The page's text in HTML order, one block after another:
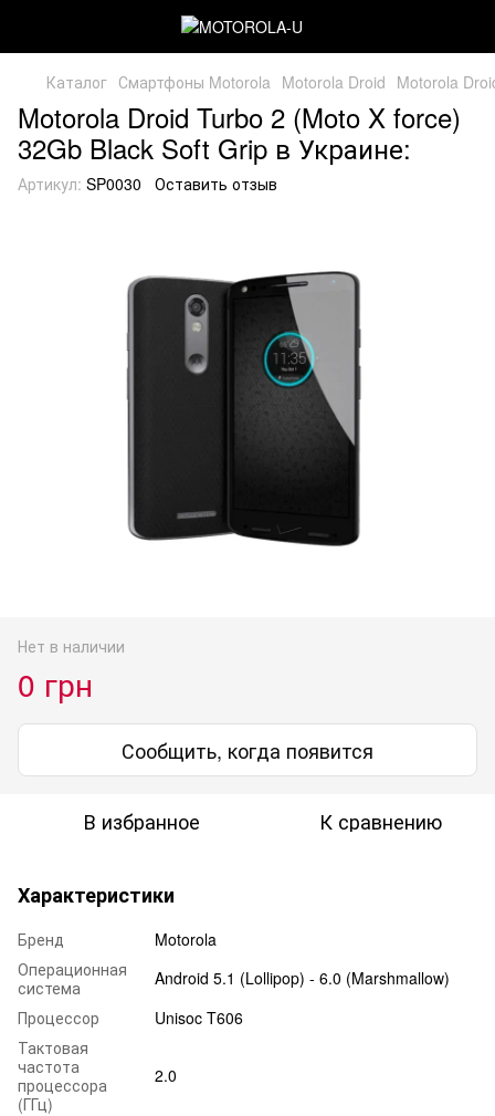
Каталог Смартфоны Motorola Motorola Droid Motorola
Motorola Droid Turbo 2 (Moto X force)
32Gb Black Soft Grip в Украине:
Артикул: SP0030 Оставить отзыв
Нет в наличии
0 грн
Сообщить, когда появится
В избранное К сравнению
Характеристики
Бренд
Motorola
Операционная
система
Android 5.1 (Lollipop) - 6.0 (Marshmallow)
Процессор
Unisoc T606
Тактовая
частота
процессора
(ГГц)
2.0